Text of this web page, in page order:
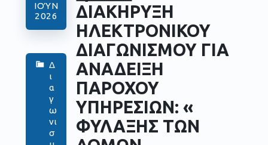
ΙΟΎΝ
2026
Δ
ι
α
γ
ω
νι
σ
ΔΙΑΚΗΡΥΞΗ
ΗΛΕΚΤΡΟΝΙΚΟΥ
ΔΙΑΓΩΝΙΣΜΟΥ ΓΙΑ
ΑΝΑΔΕΙΞΗ
ΠΑΡΟΧΟΥ
ΥΠΗΡΕΣΙΩΝ: «
ΦΥΛΑΞΗΣ ΤΩΝ